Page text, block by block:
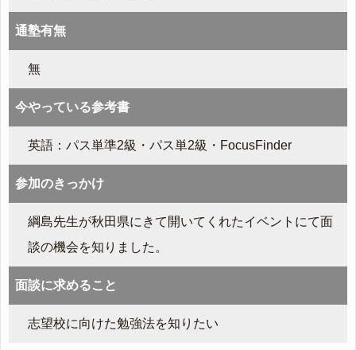
通塾有無
無
今やっている参考書
英語：パス単準2級・パス単2級・FocusFinder
参加のきっかけ
綱島先生が秋田県にきて開いてくれたイベントにて面
談の機会を知りました。
面談に求めること
志望校に向けた勉強法を知りたい